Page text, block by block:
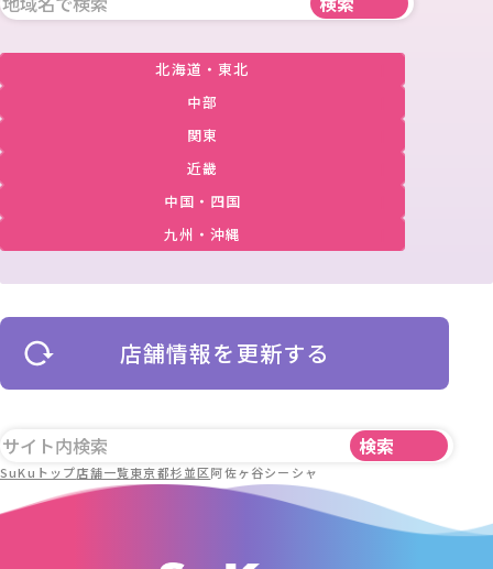
北海道・東北
中部
関東
近畿
中国・四国
九州・沖縄
店舗情報を更新する
SuKuトップ店舗一覧東京都杉並区阿佐ヶ谷シーシャ